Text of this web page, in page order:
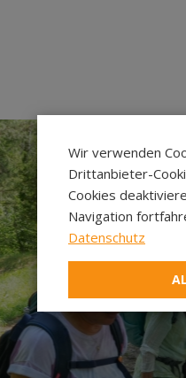
Wir verwenden
Drittanbieter-
Cookies
Navigation
Datenschutz